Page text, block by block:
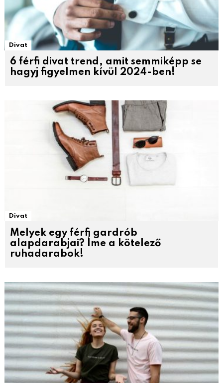
Divat
6 férfi divat trend, amit semmiképp se
hagyj figyelmen kívül 2024-ben!
Divat
Melyek egy férfi gardrób
alapdarabjai? Íme a kötelező
ruhadarabok!